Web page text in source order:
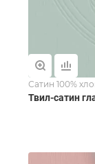
Сатин 100%
Твил-сатин